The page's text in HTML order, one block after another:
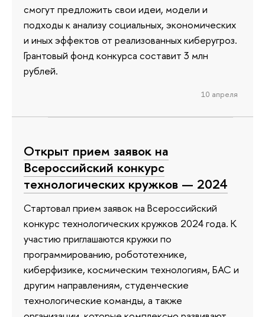
смогут предложить свои идеи, модели и
подходы к анализу социальных, экономических
и иных эффектов от реализованных киберугроз.
Грантовый фонд конкурса составит 3 млн
рублей.
10 апреля
Открыт прием заявок на
Всероссийский конкурс
технологических кружков — 2024
Стартовал прием заявок на Всероссийский
конкурс технологических кружков 2024 года. К
участию приглашаются кружки по
программированию, робототехнике,
киберфизике, космическим технологиям, БАС и
другим направлениям, студенческие
технологические команды, а также